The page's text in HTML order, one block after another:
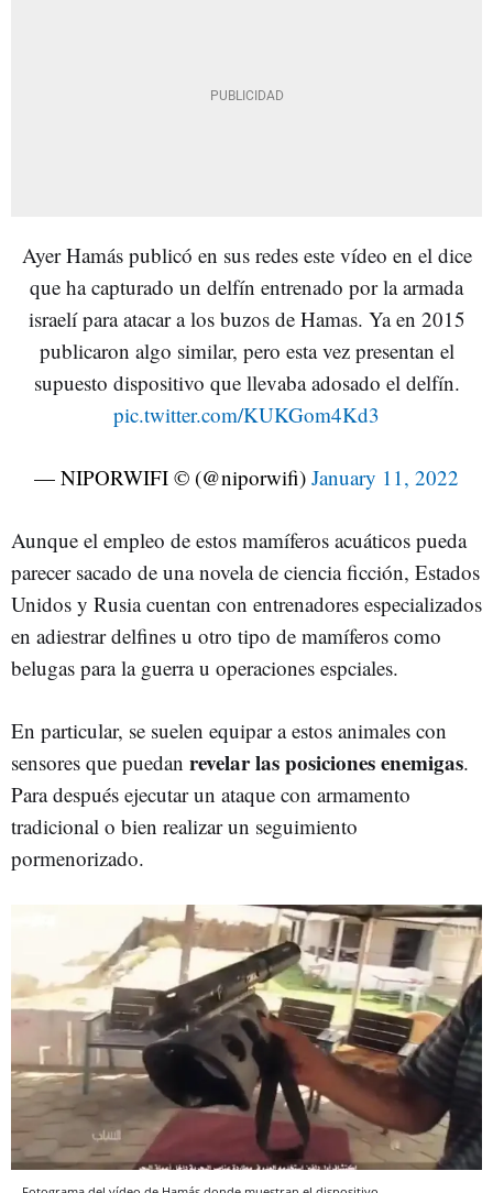
Ayer Hamás publicó en sus redes este vídeo en el dice
que ha capturado un delfín entrenado por la armada
israelí para atacar a los buzos de Hamas. Ya en 2015
publicaron algo similar, pero esta vez presentan el
supuesto dispositivo que llevaba adosado el delfín.
pic.twitter.com/KUKGom4Kd3
— NIPORWIFI © (@niporwifi) January 11, 2022
Aunque el empleo de estos mamíferos acuáticos pueda
parecer sacado de una novela de ciencia ficción, Estados
Unidos y Rusia cuentan con entrenadores especializados
en adiestrar delfines u otro tipo de mamíferos como
belugas para la guerra u operaciones espciales.
En particular, se suelen equipar a estos animales con
sensores que puedan revelar las posiciones enemigas.
Para después ejecutar un ataque con armamento
tradicional o bien realizar un seguimiento
pormenorizado.